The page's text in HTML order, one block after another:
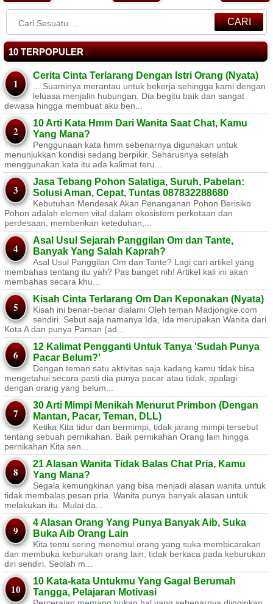
CARI
10 TERPOPULER
Cerita Cinta Terlarang Dengan Istri Orang (Nyata)
....Suaminya merantau untuk bekerja sehingga kami dengan
leluasa menjalin hubungan. Dia begitu baik dan sangat
dewasa hingga membuat aku ben...
10 Arti Kata Hmm Dari Wanita Saat Chat, Kamu
Yang Mana?
Penggunaan kata hmm sebenarnya digunakan untuk
menunjukkan kondisi sedang berpikir. Seharusnya setelah
menggunakan kata itu ada kalimat teru...
Jasa Tebang Pohon Salatiga, Suruh, Pabelan:
Solusi Aman, Cepat, Tuntas 087832288680
Kebutuhan Mendesak Akan Penanganan Pohon Berisiko ​
Pohon adalah elemen vital dalam ekosistem perkotaan dan
perdesaan, memberikan keteduhan,...
Asal Usul Sejarah Panggilan Om dan Tante,
Banyak Yang Salah Kaprah?
Asal Usul Panggilan Om dan Tante? Lagi cari artikel yang
membahas tentang itu yah? Pas banget nih! Artikel kali ini akan
membahas secara khu...
Kisah Cinta Terlarang Om Dan Keponakan (Nyata)
Kisah ini benar-benar dialami Oleh teman Madjongke.com
sendiri. Sebut saja namanya Ida, Ida merupakan Wanita dari
Kota A dan punya Paman (ad...
12 Kalimat Pengganti Untuk Tanya 'Sudah Punya
Pacar Belum?'
Dengan teman satu aktivitas saja kadang kamu tidak bisa
mengetahui secara pasti dia punya pacar atau tidak, apalagi
dengan orang yang belum...
30 Arti Mimpi Menikah Menurut Primbon (Dengan
Mantan, Pacar, Teman, DLL)
Ketika Kita tidur dan bermimpi, tidak jarang mimpi tersebut
tentang sebuah pernikahan. Baik pernikahan Orang lain hingga
pernikahan Kita sen...
21 Alasan Wanita Tidak Balas Chat Pria, Kamu
Yang Mana?
Segala kemungkinan yang bisa menjadi alasan wanita untuk
tidak membalas pesan pria. Wanita punya banyak alasan untuk
melakukan itu. Mulai da...
4 Alasan Orang Yang Punya Banyak Aib, Suka
Buka Aib Orang Lain
Kita tentu sering menemui orang yang suka membicarakan
dan membuka keburukan orang lain, tidak berkaca pada keburukan
diri sendiri. Seolah m...
10 Kata-kata Untukmu Yang Gagal Berumah
Tangga, Pelajaran Motivasi